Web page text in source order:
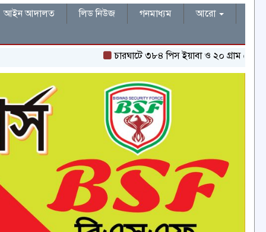
আইন আদালত লিড নিউজ গনমাধ্যম
আরো
চারঘাটে ৩৮৪ পিস ইয়াবা ও ২০ গ্রাম হেরোইনসহ একজন